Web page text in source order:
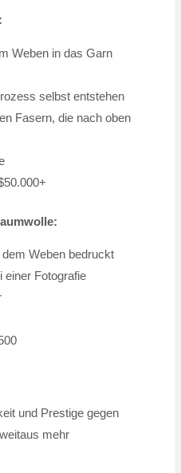
Weben in das Garn
selbst entstehen
Fasern, die nach oben
Weben bedruckt
einer Fotografie
und Prestige gegen
mehr